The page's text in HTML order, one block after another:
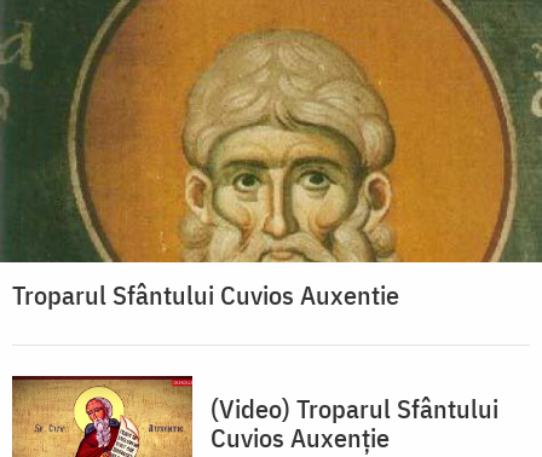
Troparul Sfântului Cuvios Auxentie
(Video) Troparul Sfântului
Cuvios Auxenție